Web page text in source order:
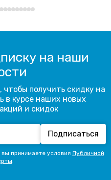
на наши
получить скидку на
в курсе наших новых
и скидок
Подписаться
принимаете условия Публичной
.